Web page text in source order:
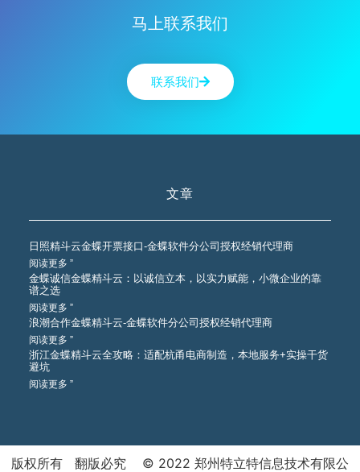
马上联系我们
联系我们
文章
日照精斗云金蝶开票接口-金蝶软件分公司授权经销代理商
阅读更多 ”
金蝶诚信金蝶精斗云：以诚信立本，以实力赋能，小微企业的靠
谱之选
阅读更多 ”
浪潮合作金蝶精斗云-金蝶软件分公司授权经销代理商
阅读更多 ”
浙江金蝶精斗云全攻略：适配杭甬电商制造，本地服务+实操干货
避坑
阅读更多 ”
版权所有 翻版必究 © 2022 郑州特立特信息技术有限公